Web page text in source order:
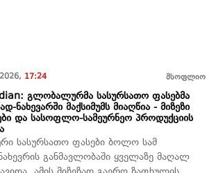
17:24 მსოფლიო
გლობალურმა სასურსათო ფასებმა
ნახევარში მაქსიმუმს მიაღწია - მიზეზი
და სასოფლო-სამეურნეო პროდუქციის
სასურსათო ფასები ბოლო სამ
განმავლობაში ყველაზე მაღალ